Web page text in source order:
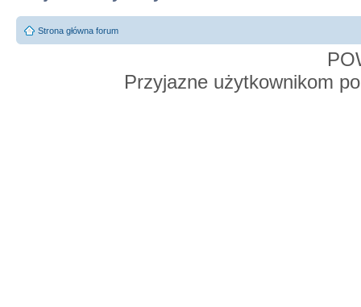
Strona główna forum
Przyjazne użytkownikom